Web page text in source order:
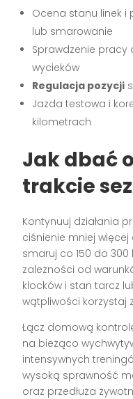
Ocena stanu linek i
lub smarowanie
Sprawdzenie
wycieków
Regulacja pozycji
Jazda testowa i
kilometrach
Jak dbać
trakcie
Kontynuuj działania
ciśnienie mniej
smaruj co 150 do
zależności od
klocków i stan tarcz
wątpliwości korzystaj
Łącz domową
na bieżąco
intensywnych
wysoką sprawność
oraz przedłuża